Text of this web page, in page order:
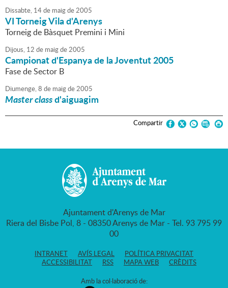
Dissabte, 14de maigde2005
VI Torneig Vila d'Arenys
Torneig de Bàsquet Premini i Mini
Dijous, 12 de maigde2005
Campionat d'Espanya de la Joventut 2005
Fase de Sector B
Diumenge,8 de maigde2005
Master classd'aiguagim
Compartir
Ajuntament d'Arenys de Mar
Riera del Bisbe Pol, 8 - 08350 Arenys de Mar - Tel. 93 795 99
00
INTRANET AVÍS LEGAL
POLÍTICA PRIVACITAT
ACCESSIBILITAT
RSS MAPA WEB CRÈDITS
Amb la col·laboració de: